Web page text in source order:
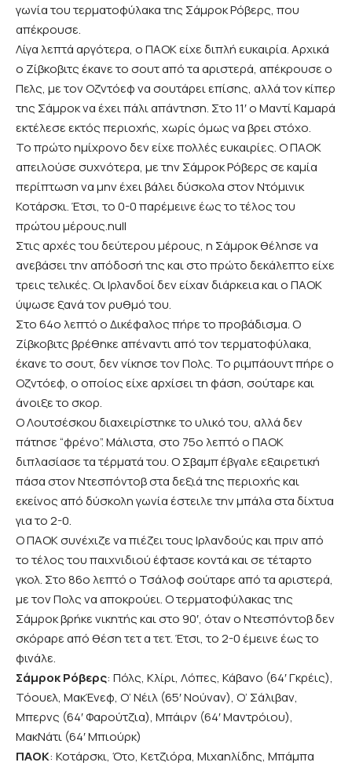
γωνία του τερματοφύλακα της Σάμροκ Ρόβερς, που
απέκρουσε.
Λίγα λεπτά αργότερα, ο ΠΑΟΚ είχε διπλή ευκαιρία. Αρχικά
ο Ζίβκοβιτς έκανε το σουτ από τα αριστερά, απέκρουσε ο
Πελς, με τον Οζντόεφ να σουτάρει επίσης, αλλά τον κίπερ
της Σάμροκ να έχει πάλι απάντηση. Στο 11′ ο Μαντί Καμαρά
εκτέλεσε εκτός περιοχής, χωρίς όμως να βρει στόχο.
Το πρώτο ημίχρονο δεν είχε πολλές ευκαιρίες. Ο ΠΑΟΚ
απειλούσε συχνότερα, με την Σάμροκ Ρόβερς σε καμία
περίπτωση να μην έχει βάλει δύσκολα στον Ντόμινικ
Κοτάρσκι. Έτσι, το 0-0 παρέμεινε έως το τέλος του
πρώτου μέρους.null
Στις αρχές του δεύτερου μέρους, η Σάμροκ θέλησε να
ανεβάσει την απόδοσή της και στο πρώτο δεκάλεπτο είχε
τρεις τελικές. Οι Ιρλανδοί δεν είχαν διάρκεια και ο ΠΑΟΚ
ύψωσε ξανά τον ρυθμό του.
Στο 64ο λεπτό ο Δικέφαλος πήρε το προβάδισμα. Ο
Ζίβκοβιτς βρέθηκε απέναντι από τον τερματοφύλακα,
έκανε το σουτ, δεν νίκησε τον Πολς. Το ριμπάουντ πήρε ο
Οζντόεφ, ο οποίος είχε αρχίσει τη φάση, σούταρε και
άνοιξε το σκορ.
Ο Λουτσέσκου διαχειρίστηκε το υλικό του, αλλά δεν
πάτησε “φρένο”. Μάλιστα, στο 75ο λεπτό ο ΠΑΟΚ
διπλασίασε τα τέρματά του. Ο Σβαμπ έβγαλε εξαιρετική
πάσα στον Ντεσπόντοβ στα δεξιά της περιοχής και
εκείνος από δύσκολη γωνία έστειλε την μπάλα στα δίχτυα
για το 2-0.
Ο ΠΑΟΚ συνέχιζε να πιέζει τους Ιρλανδούς και πριν από
το τέλος του παιχνιδιού έφτασε κοντά και σε τέταρτο
γκολ. Στο 86ο λεπτό ο Τσάλοφ σούταρε από τα αριστερά,
με τον Πολς να αποκρούει. Ο τερματοφύλακας της
Σάμροκ βρήκε νικητής και στο 90′, όταν ο Ντεσπόντοβ δεν
σκόραρε από θέση τετ α τετ. Έτσι, το 2-0 έμεινε έως το
φινάλε.
Σάμροκ Ρόβερς: Πόλς, Κλίρι, Λόπες, Κάβανο (64′ Γκρέις),
Τόουελ, ΜακΈνεφ, Ο’ Νέιλ (65′ Νούναν), Ο’ Σάλιβαν,
Μπερνς (64′ Φαρούτζια), Μπάιρν (64′ Μαντρόιου),
ΜακΝάτι (64′ Μπιούρκ)
ΠΑΟΚ: Κοτάρσκι, Ότο, Κετζιόρα, Μιχαηλίδης, Μπάμπα